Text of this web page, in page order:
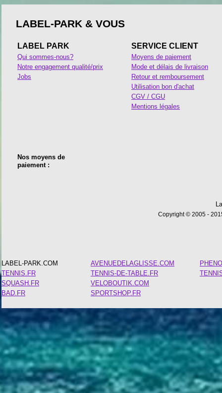
LABEL-PARK & VOUS
LABEL PARK
Qui sommes-nous?
Notre engagement qualité/prix
Jobs
SERVICE CLIENT
Moyens de paiement
Mode et délais de livraison
Retour et remboursement
Utilisation bon d'achat
CGV / CGU
Mentions légales
Nos moyens de
paiement :
Copyright © 2005 -
LABEL-PARK.COM
TENNIS.FR
SQUASH.FR
BAD.FR
AVENUEDELAGLISSE.COM
TENNIS-DE-TABLE.FR
VELOBOUTIK.COM
SPORTSHOP.FR